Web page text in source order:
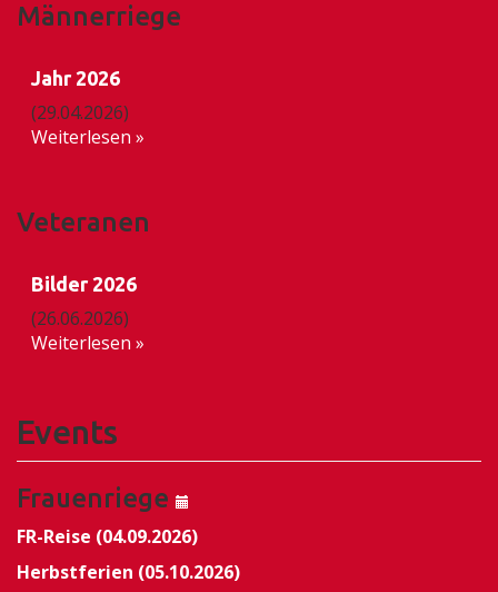
Männerriege
Jahr 2026
(29.04.2026)
Weiterlesen »
Veteranen
Bilder 2026
(26.06.2026)
Weiterlesen »
Events
Frauenriege
FR-Reise (04.09.2026)
Herbstferien (05.10.2026)